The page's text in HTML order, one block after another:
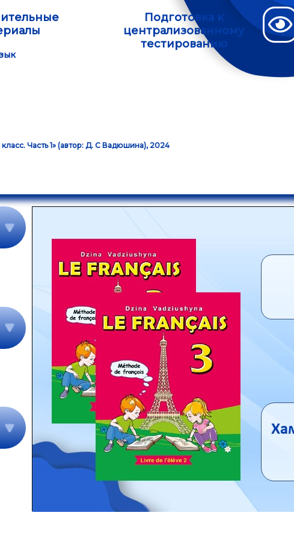
Подготовка к
централизованному
тестированию
Часть 1» (автор: Д. С Вадюшина), 2024